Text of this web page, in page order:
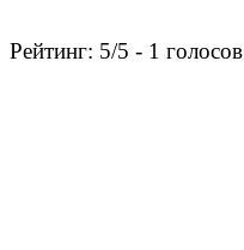
Рейтинг: 5/5 - 1 голосов